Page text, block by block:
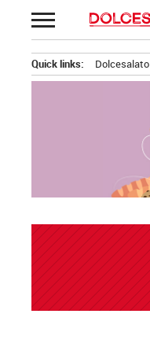
Passa
al
Quick links: